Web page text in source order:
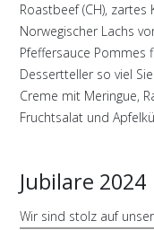
Roastbeef (CH),
Norwegischer Lachs
Pfeffersauce
Dessertteller so viel
Creme mit Meringue,
Fruchtsalat und
Jubilare 2024
Wir sind stolz auf